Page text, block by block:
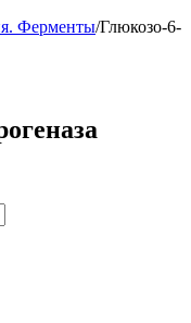
Ферменты/Глюкозо-6-